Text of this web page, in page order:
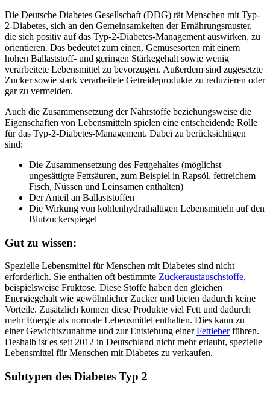
Die Deutsche Diabetes Gesellschaft (DDG) rät Menschen mit Typ-
2-Diabetes, sich an den Gemeinsamkeiten der Ernährungsmuster,
die sich positiv auf das Typ-2-Diabetes-Management auswirken, zu
orientieren. Das bedeutet zum einen, Gemüsesorten mit einem
hohen Ballaststoff- und geringen Stärkegehalt sowie wenig
verarbeitete Lebensmittel zu bevorzugen. Außerdem sind zugesetzte
Zucker sowie stark verarbeitete Getreideprodukte zu reduzieren oder
gar zu vermeiden.
Auch die Zusammensetzung der Nährstoffe beziehungsweise die
Eigenschaften von Lebensmitteln spielen eine entscheidende Rolle
für das Typ-2-Diabetes-Management. Dabei zu berücksichtigen
sind:
Die Zusammensetzung des Fettgehaltes (möglichst
ungesättigte Fettsäuren, zum Beispiel in Rapsöl, fettreichem
Fisch, Nüssen und Leinsamen enthalten)
Der Anteil an Ballaststoffen
Die Wirkung von kohlenhydrathaltigen Lebensmitteln auf den
Blutzuckerspiegel
Gut zu wissen:
Spezielle Lebensmittel für Menschen mit Diabetes sind nicht
erforderlich. Sie enthalten oft bestimmte Zuckeraustauschstoffe,
beispielsweise Fruktose. Diese Stoffe haben den gleichen
Energiegehalt wie gewöhnlicher Zucker und bieten dadurch keine
Vorteile. Zusätzlich können diese Produkte viel Fett und dadurch
mehr Energie als normale Lebensmittel enthalten. Dies kann zu
einer Gewichtszunahme und zur Entstehung einerFettleberführen.
Deshalb ist es seit 2012 in Deutschland nicht mehr erlaubt, spezielle
Lebensmittel für Menschen mit Diabetes zu verkaufen.
Subtypen des Diabetes Typ 2